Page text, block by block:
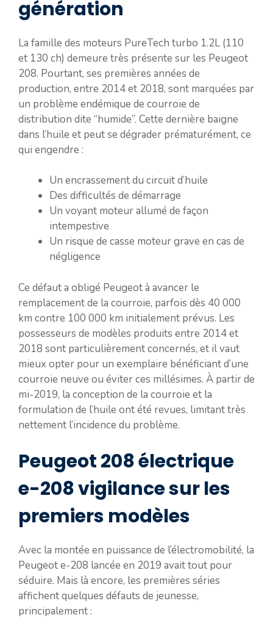
génération
La famille des moteurs PureTech turbo 1.2L (110
et 130 ch) demeure très présente sur les Peugeot
208. Pourtant, ses premières années de
production, entre 2014 et 2018, sont marquées par
un problème endémique de courroie de
distribution dite “humide”. Cette dernière baigne
dans l’huile et peut se dégrader prématurément, ce
qui engendre :
Un encrassement du circuit d’huile
Des difficultés de démarrage
Un voyant moteur allumé de façon
intempestive
Un risque de casse moteur grave en cas de
négligence
Ce défaut a obligé Peugeot à avancer le
remplacement de la courroie, parfois dès 40 000
km contre 100 000 km initialement prévus. Les
possesseurs de modèles produits entre 2014 et
2018 sont particulièrement concernés, et il vaut
mieux opter pour un exemplaire bénéficiant d’une
courroie neuve ou éviter ces millésimes. À partir de
mi-2019, la conception de la courroie et la
formulation de l’huile ont été revues, limitant très
nettement l’incidence du problème.
Peugeot 208 électrique
e-208 vigilance sur les
premiers modèles
Avec la montée en puissance de l’électromobilité, la
Peugeot e-208 lancée en 2019 avait tout pour
séduire. Mais là encore, les premières séries
affichent quelques défauts de jeunesse,
principalement :